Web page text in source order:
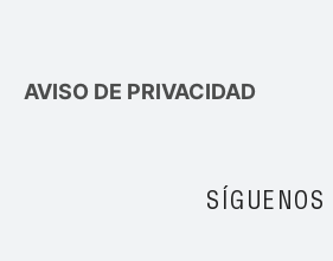
AVISO DE PRIVACIDAD
SÍGUENOS